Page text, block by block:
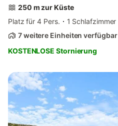
250 m zur Küste
Platz für 4 Pers.
1 Schlafzimmer
7 weitere Einheiten verfügbar
KOSTENLOSE Stornierung